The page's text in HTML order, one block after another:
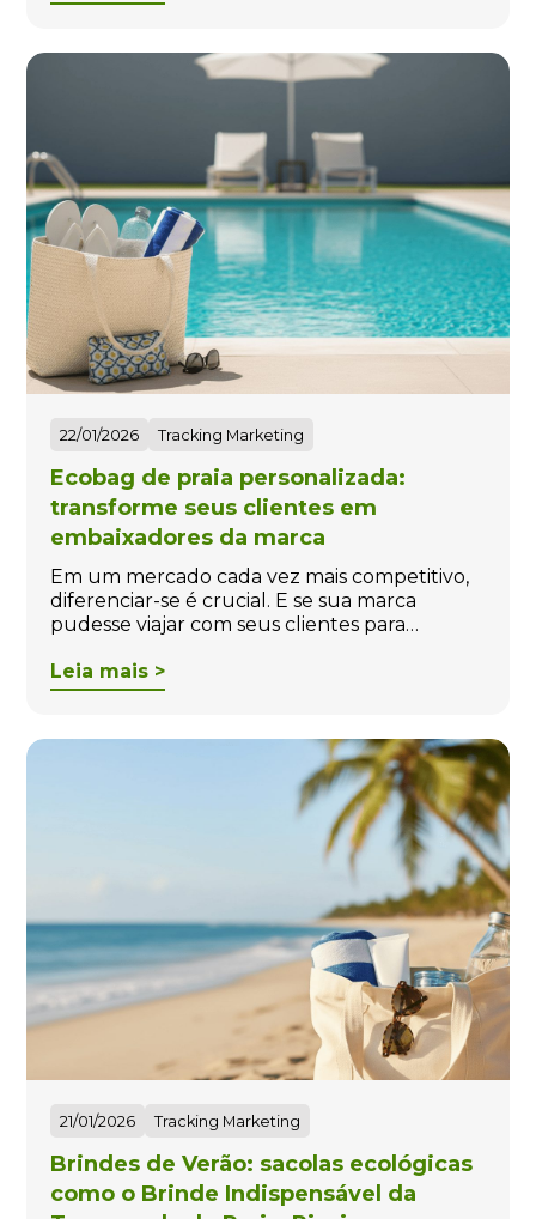
22/01/2026 Tracking Marketing
Ecobag de praia personalizada:
transforme seus clientes em
embaixadores da marca
Em um mercado cada vez mais competitivo,
diferenciar-se é crucial. E se sua marca
pudesse viajar com seus clientes para…
Leia mais >
21/01/2026 Tracking Marketing
Brindes de Verão: sacolas ecológicas
como o Brinde Indispensável da